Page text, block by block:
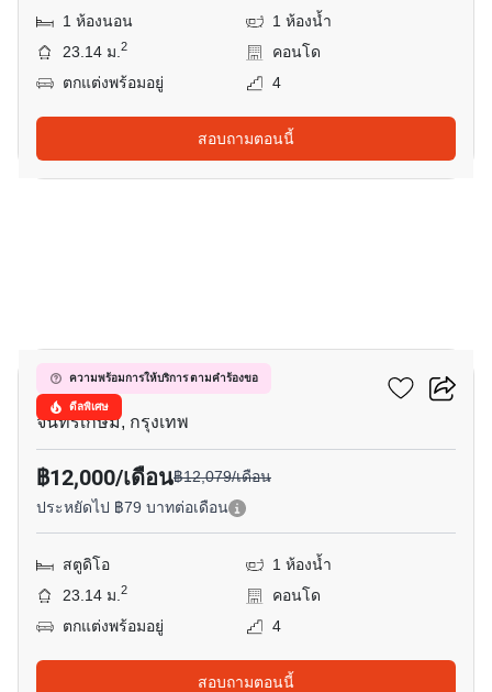
1 ห้องนอน
1 ห้องน้ำ
23.14 ม.2
คอนโด
ตกแต่งพร้อมอยู่
4
สอบถามตอนนี้
ความพร้อมการให้บริการ ตามคำร้องขอ
ดีลพิเศษ
มารูน รัชดา 32
จันทรเกษม, กรุงเทพ
฿12,000/เดือน฿12,079/เดือน
ประหยัดไป ฿79 บาทต่อเดือน
สตูดิโอ
1 ห้องน้ำ
23.14 ม.2
คอนโด
ตกแต่งพร้อมอยู่
4
สอบถามตอนนี้